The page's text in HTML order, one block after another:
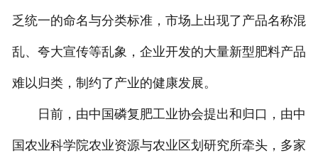
在线留言
乏统一的命名与分类标准，市场上出现了产品名称混
乱、夸大宣传等乱象，企业开发的大量新型肥料产品
难以归类，制约了产业的健康发展。
日前，由中国磷复肥工业协会提出和归口，由中
国农业科学院农业资源与农业区划研究所牵头，多家